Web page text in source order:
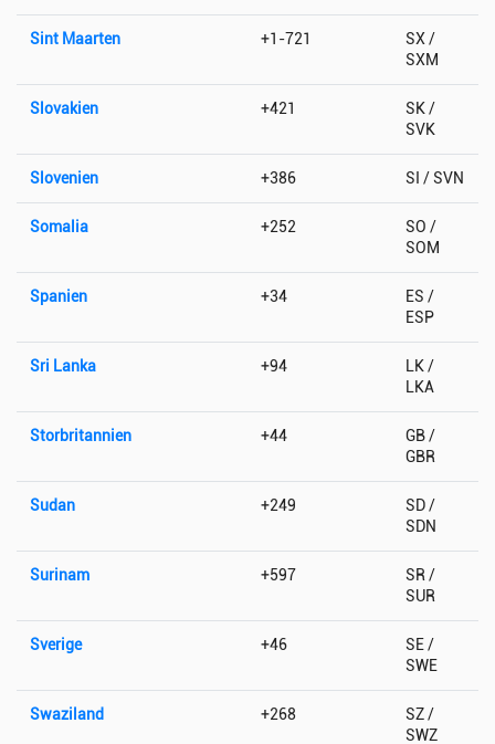
Sint Maarten +1-721
SX /
SXM
Slovakien +421
SK /
SVK
Slovenien +386 SI / SVN
Somalia +252
SO /
SOM
Spanien +34
ES /
ESP
Sri Lanka +94
LK /
LKA
Storbritannien +44
GB /
GBR
Sudan +249
SD /
SDN
Surinam +597
SR /
SUR
Sverige +46
SE /
SWE
Swaziland +268
SZ /
SWZ